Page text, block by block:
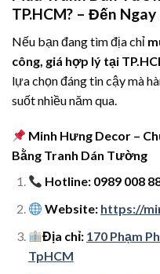
TP.HCM? – Đến
Nếu bạn đang tìm địa chỉ
công, giá hợp lý tại
lựa chọn đáng tin cậy mà
suốt nhiều năm qua.
Minh Hưng Decor –
Bằng Tranh Dán Tường
Hotline: 0989 008
Website: https://
Địa chỉ: 170 Phạm
TpHCM